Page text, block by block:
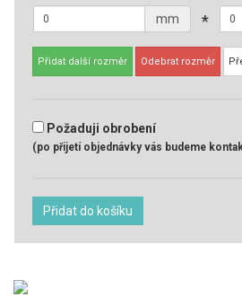
mm
*
Přidat další rozměr Odebrat rozměr
Požaduji obrobení
(po přijetí objednávky vás budeme
Přidat do košíku